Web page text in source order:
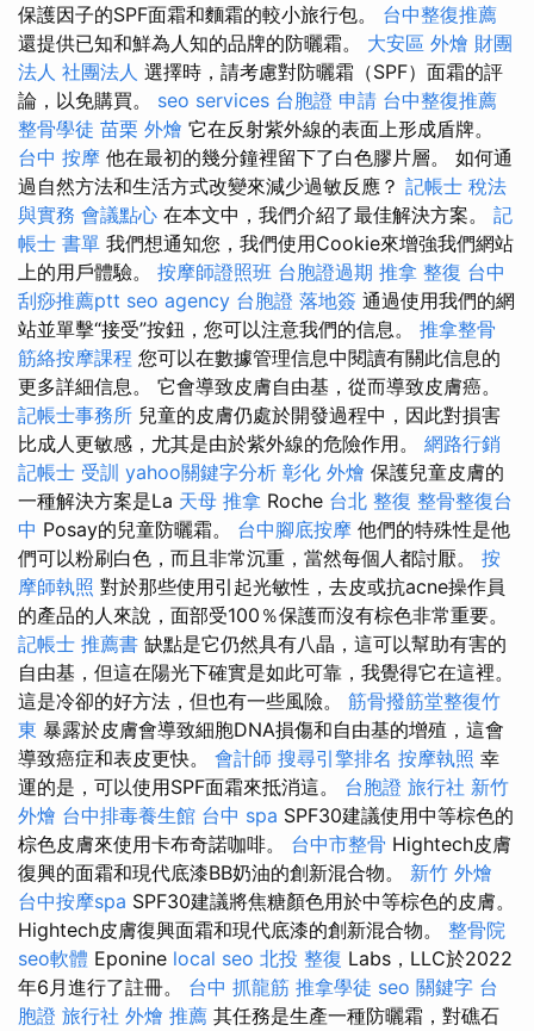
保護因子的SPF面霜和麵霜的較小旅行包。 台中整復推薦
還提供已知和鮮為人知的品牌的防曬霜。 大安區 外燴 財團
法人 社團法人 選擇時，請考慮對防曬霜（SPF）面霜的評
論，以免購買。 seo services 台胞證 申請 台中整復推薦
整骨學徒 苗栗 外燴 它在反射紫外線的表面上形成盾牌。
台中 按摩 他在最初的幾分鐘裡留下了白色膠片層。 如何通
過自然方法和生活方式改變來減少過敏反應？ 記帳士 稅法
與實務 會議點心 在本文中，我們介紹了最佳解決方案。 記
帳士 書單 我們想通知您，我們使用Cookie來增強我們網站
上的用戶體驗。 按摩師證照班 台胞證過期 推拿 整復 台中
刮痧推薦ptt seo agency 台胞證 落地簽 通過使用我們的網
站並單擊“接受”按鈕，您可以注意我們的信息。 推拿整骨
筋絡按摩課程 您可以在數據管理信息中閱讀有關此信息的
更多詳細信息。 它會導致皮膚自由基，從而導致皮膚癌。
記帳士事務所 兒童的皮膚仍處於開發過程中，因此對損害
比成人更敏感，尤其是由於紫外線的危險作用。 網路行銷
記帳士 受訓 yahoo關鍵字分析 彰化 外燴 保護兒童皮膚的
一種解決方案是La 天母 推拿 Roche 台北 整復 整骨整復台
中 Posay的兒童防曬霜。 台中腳底按摩 他們的特殊性是他
們可以粉刷白色，而且非常沉重，當然每個人都討厭。 按
摩師執照 對於那些使用引起光敏性，去皮或抗acne操作員
的產品的人來說，面部受100％保護而沒有棕色非常重要。
記帳士 推薦書 缺點是它仍然具有八晶，這可以幫助有害的
自由基，但這在陽光下確實是如此可靠，我覺得它在這裡。
這是冷卻的好方法，但也有一些風險。 筋骨撥筋堂整復竹
東 暴露於皮膚會導致細胞DNA損傷和自由基的增殖，這會
導致癌症和表皮更快。 會計師 搜尋引擎排名 按摩執照 幸
運的是，可以使用SPF面霜來抵消這。 台胞證 旅行社 新竹
外燴 台中排毒養生館 台中 spa SPF30建議使用中等棕色的
棕色皮膚來使用卡布奇諾咖啡。 台中市整骨 Hightech皮膚
復興的面霜和現代底漆BB奶油的創新混合物。 新竹 外燴
台中按摩spa SPF30建議將焦糖顏色用於中等棕色的皮膚。
Hightech皮膚復興面霜和現代底漆的創新混合物。 整骨院
seo軟體 Eponine local seo 北投 整復 Labs，LLC於2022
年6月進行了註冊。 台中 抓龍筋 推拿學徒 seo 關鍵字 台
胞證 旅行社 外燴 推薦 其任務是生產一種防曬霜，對礁石